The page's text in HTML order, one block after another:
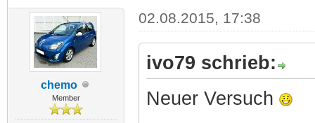
chemo
Member
02.08.2015, 17:38
ivo79 schrieb:
Neuer Versuch